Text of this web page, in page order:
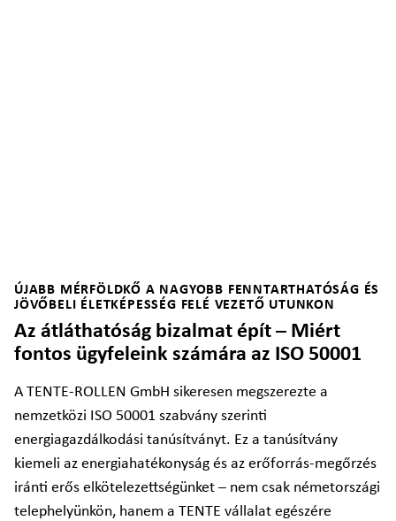
ÚJABB MÉRFÖLDKŐ A NAGYOBB FENNTARTHATÓSÁG ÉS
JÖVŐBELI ÉLETKÉPESSÉG FELÉ VEZETŐ UTUNKON
Az átláthatóság bizalmat épít – Miért
fontos ügyfeleink számára az ISO 50001
A TENTE-ROLLEN GmbH sikeresen megszerezte a
nemzetközi ISO 50001 szabvány szerinti
energiagazdálkodási tanúsítványt. Ez a tanúsítvány
kiemeli az energiahatékonyság és az erőforrás-megőrzés
iránti erős elkötelezettségünket – nem csak németországi
telephelyünkön, hanem a TENTE vállalat egészére